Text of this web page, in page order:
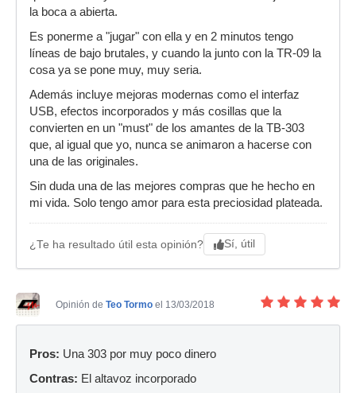
la boca a abierta.
Es ponerme a "jugar" con ella y en 2 minutos tengo
líneas de bajo brutales, y cuando la junto con la TR-09 la
cosa ya se pone muy, muy seria.
Además incluye mejoras modernas como el interfaz
USB, efectos incorporados y más cosillas que la
convierten en un "must" de los amantes de la TB-303
que, al igual que yo, nunca se animaron a hacerse con
una de las originales.
Sin duda una de las mejores compras que he hecho en
mi vida. Solo tengo amor para esta preciosidad plateada.
¿Te ha resultado útil esta opinión? Sí, útil
Opinión de Teo Tormo el 13/03/2018
Pros: Una 303 por muy poco dinero
Contras: El altavoz incorporado